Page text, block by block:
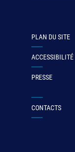
PLAN DU SITE
ACCESSIBILITÉ
PRESSE
CONTACTS